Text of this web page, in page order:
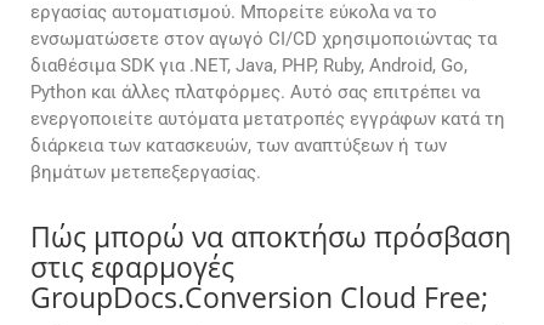
εργασίας αυτοματισμού. Μπορείτε εύκολα να το
ενσωματώσετε στον αγωγό CI/CD χρησιμοποιώντας τα
διαθέσιμα SDK για .NET, Java, PHP, Ruby, Android, Go,
Python και άλλες πλατφόρμες. Αυτό σας επιτρέπει να
ενεργοποιείτε αυτόματα μετατροπές εγγράφων κατά τη
διάρκεια των κατασκευών, των αναπτύξεων ή των
βημάτων μετεπεξεργασίας.
Πώς μπορώ να αποκτήσω πρόσβαση
στις εφαρμογές
GroupDocs.Conversion Cloud Free;